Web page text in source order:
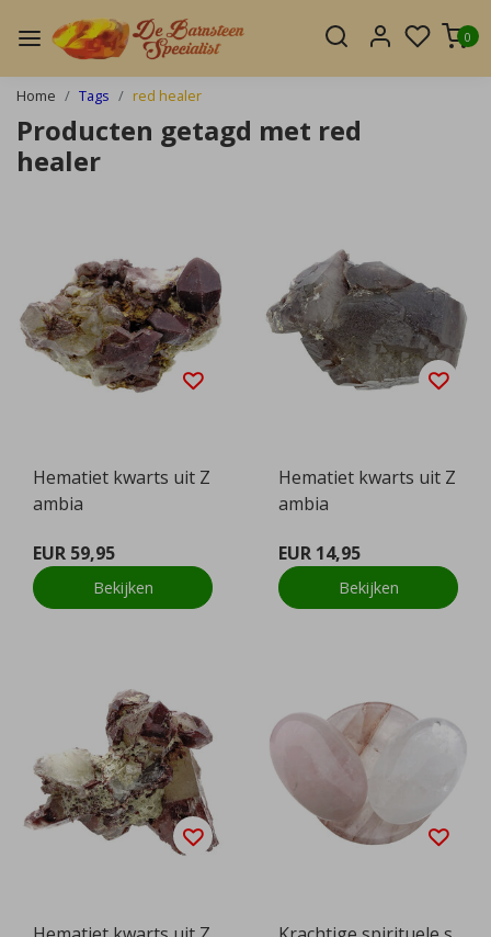
0
Home Tags red healer
Producten getagd met red
healer
Hematiet kwarts uit Z
ambia
EUR 59,95
Bekijken
Hematiet kwarts uit Z
ambia
EUR 14,95
Bekijken